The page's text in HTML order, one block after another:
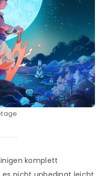
komplett